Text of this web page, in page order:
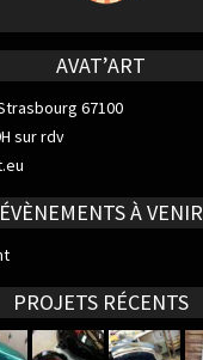
AVAT’ART
67100
sur rdv
ÉVÈNEMENTS À VENIR
PROJETS RÉCENTS